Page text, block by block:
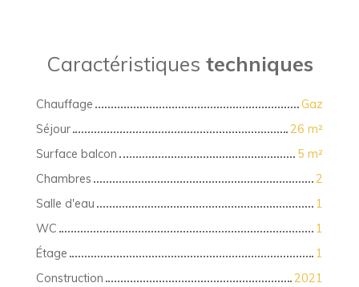
Caractéristiques techniques
Chauffage
Gaz
Séjour
26 m²
Surface balcon
5 m²
Chambres
2
Salle d'eau
1
WC
1
Étage
1
Construction
2021